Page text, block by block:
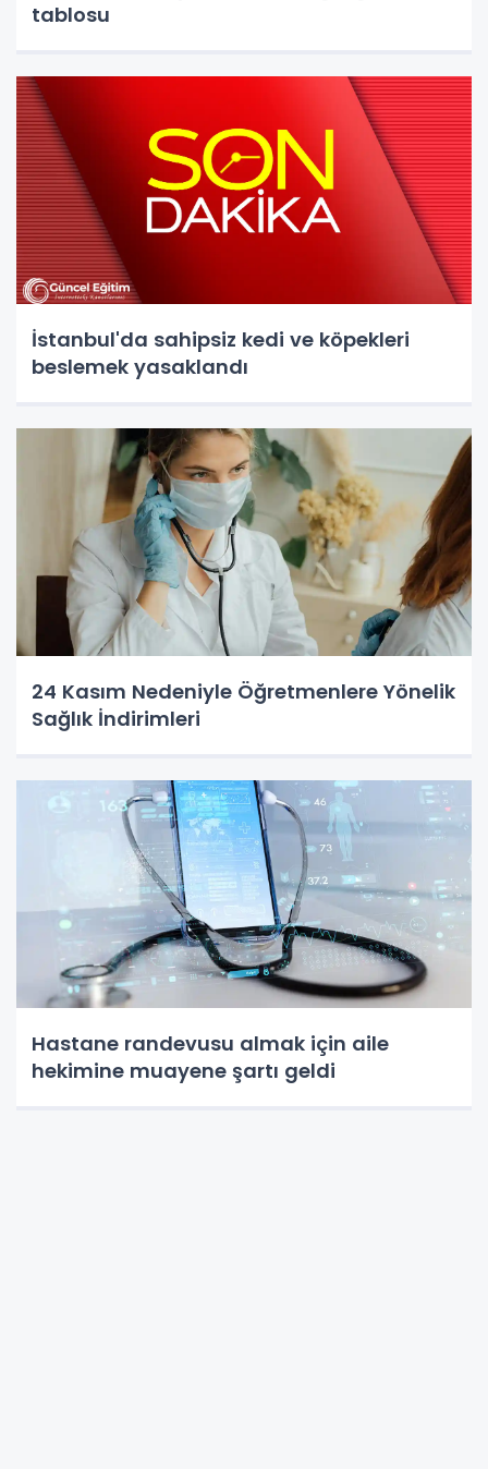
tablosu
İstanbul'da sahipsiz kedi ve köpekleri
beslemek yasaklandı
24 Kasım Nedeniyle Öğretmenlere Yönelik
Sağlık İndirimleri
Hastane randevusu almak için aile
hekimine muayene şartı geldi